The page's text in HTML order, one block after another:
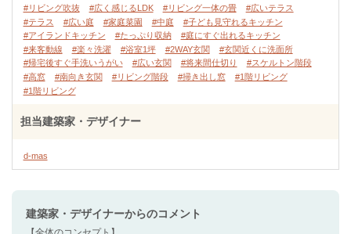
#リビング吹抜
#広く感じるLDK #リビング一体の畳
#広いテラス
#テラス
#広い庭 #家庭菜園 #中庭
#子ども見守れるキッチン
#アイランドキッチン
#たっぷり収納
#庭にすぐ出れるキッチン
#来客動線
#楽々洗濯 #浴室1坪 #2WAY玄関
#玄関近くに洗面所
#帰宅後すぐ手洗いうがい
#広い玄関 #将来間仕切り
#スケルトン階段
#高窓
#南向き玄関 #リビング階段 #掃き出し窓
#1階リビング
#1階リビング
担当建築家・デザイナー
d-mas
建築家・デザイナーからのコメント